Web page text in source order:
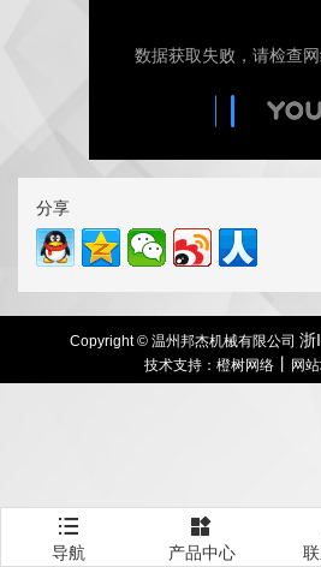
分享
Copyright © 温州邦杰机械有限公司 浙
技术支持：橙树网络丨 网

导航

产品中心